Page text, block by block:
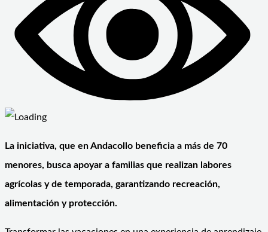
La iniciativa, que en Andacollo beneficia a más de 70
menores, busca apoyar a familias que realizan labores
agrícolas y de temporada, garantizando recreación,
alimentación y protección.